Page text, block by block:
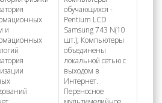
и
обучающихся -
Pentium LCD
Samsung 743 N(10
шт.); Компьютеры
объединены
локальной сетью с
выходом в
Интернет.
Переносное